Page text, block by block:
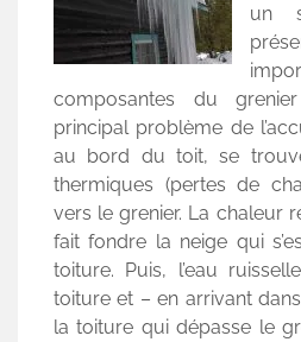
un
composantes du
principal problème de
au bord du toit, se
thermiques (pertes de
vers le grenier. La chaleur
fait fondre la neige qui
toiture. Puis, l’eau
toiture et – en arrivant
la toiture qui dépasse le